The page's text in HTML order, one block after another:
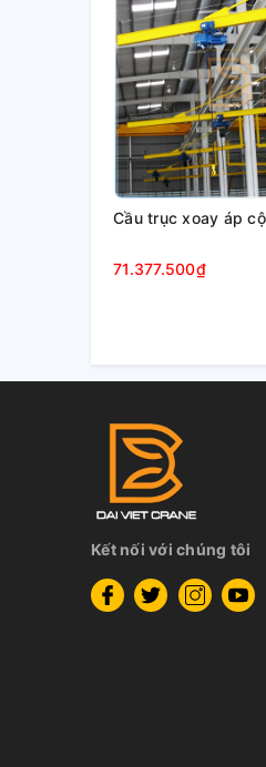
Cầu trục
máy CNC theo
Cầu trục xoay áp
71.377.500₫
Kết nối với chúng tôi